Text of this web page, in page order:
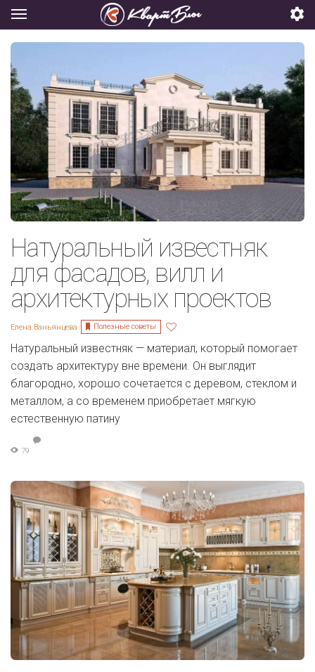
Натуральный известняк
для фасадов, вилл и
архитектурных проектов
Елена Ваньянцева Полезные советы
Натуральный известняк — материал, который помогает
создать архитектуру вне времени. Он выглядит
благородно, хорошо сочетается с деревом, стеклом и
металлом, а со временем приобретает мягкую
естественную патину
79